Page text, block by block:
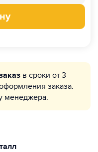
в сроки от 3
заказа.
менеджера.